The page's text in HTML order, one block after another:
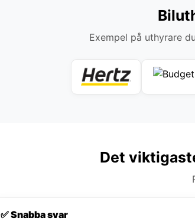
Exempel på uthyrare
Det
✅ Snabba svar